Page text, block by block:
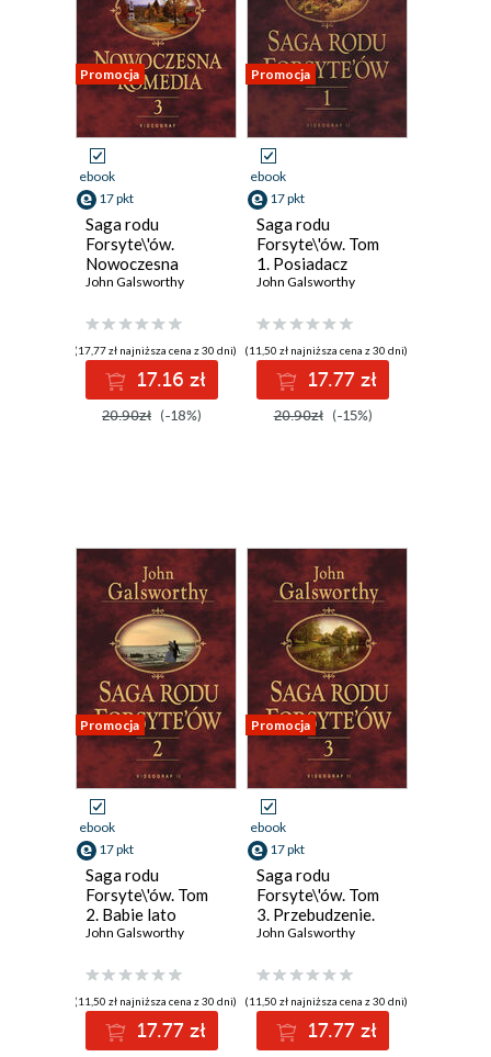
Promocja
ebook
17 pkt
Saga rodu
Forsyte\'ów.
Nowoczesna
komedia. Tom 3.
mroku. Łabędzi
śpiew
John Galsworthy
(17,77 zł najniższa cena z 30 dni)
17.16 zł
20.90zł (-18%)
Promocja
ebook
17 pkt
Saga rodu
Forsyte\'ów. Tom
1. Posiadacz
John Galsworthy
(11,50 zł najniższa cena z 30 dni)
17.77 zł
20.90zł (-15%)
Promocja
ebook
17 pkt
Saga rodu
Forsyte\'ów. Tom
2. Babie lato
jednego z
matni
John Galsworthy
(11,50 zł najniższa cena z 30 dni)
17.77 zł
Promocja
ebook
17 pkt
Saga rodu
Forsyte\'ów. Tom
3. Przebudzenie.
Do wynajęcia
John Galsworthy
(11,50 zł najniższa cena z 30 dni)
17.77 zł